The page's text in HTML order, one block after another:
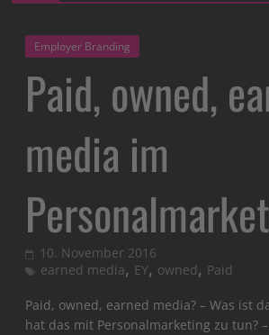
Employer Branding
Paid, owned,
media im
10. November 2016
earned media, EY, owned, Paid
Paid, owned, earned media? – Was ist
hat das mit Personalmarketing zu tun?